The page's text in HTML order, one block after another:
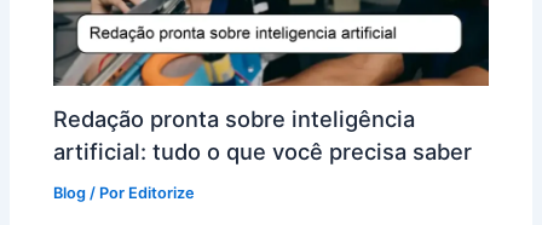
Redação pronta sobre inteligência
artificial: tudo o que você precisa saber
Blog / Por Editorize